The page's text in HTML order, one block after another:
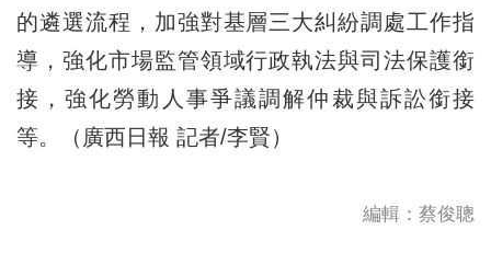
的遴選流程，加強對基層三大糾紛調處工作指
導，強化市場監管領域行政執法與司法保護銜
接，強化勞動人事爭議調解仲裁與訴訟銜接
等。（廣西日報 記者/李賢）
編輯：蔡俊聰